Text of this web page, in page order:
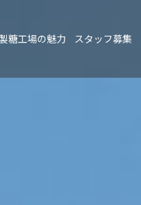
糖工場の魅力 スタッフ募集